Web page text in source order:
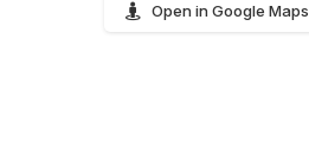
Open in Google Maps